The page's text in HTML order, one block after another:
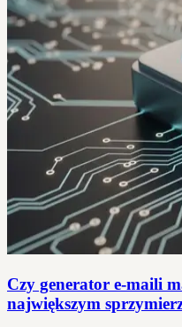
Czy generator e-maili
największym